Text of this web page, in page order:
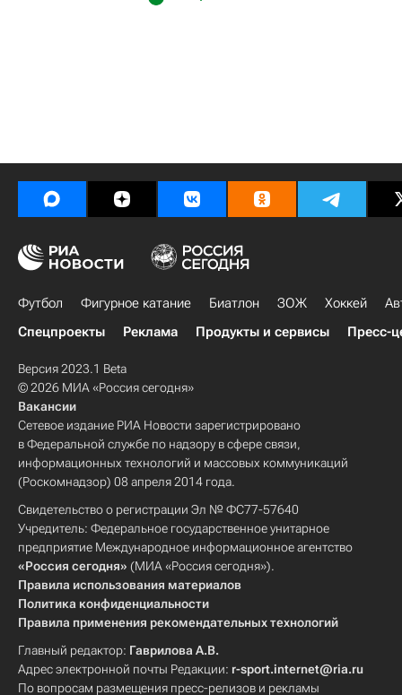
Футбол Фигурное катание Биатлон ЗОЖ Хоккей
Спецпроекты
Реклама Продукты и сервисы Пресс-
Версия 2023.1 Beta
© 2026 МИА «Россия сегодня»
Вакансии
Сетевое издание РИА Новости зарегистрировано
в Федеральной службе по надзору в сфере связи,
информационных технологий и массовых коммуникаций
(Роскомнадзор) 08 апреля 2014 года.
Свидетельство о регистрации Эл № ФС77-57640
Учредитель: Федеральное государственное унитарное
предприятие Международное информационное агентство
«Россия сегодня» (МИА «Россия сегодня»).
Правила использования материалов
Политика конфиденциальности
Правила применения рекомендательных технологий
Главный редактор: Гаврилова А.В.
Адрес электронной почты Редакции: r-sport.internet@ria.ru
По вопросам размещения пресс-релизов и рекламы